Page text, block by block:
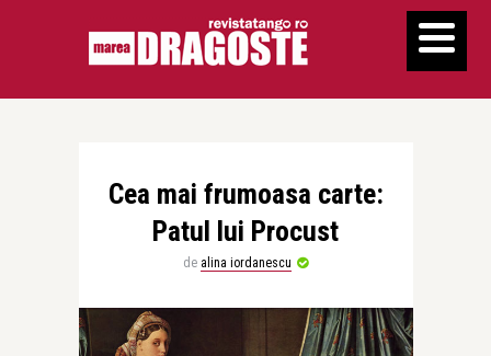
Cea mai frumoasa carte:
Patul lui Procust
de alina iordanescu